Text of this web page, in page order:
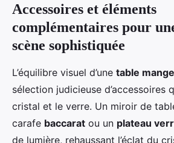
Accessoires et éléments
complémentaires pour
scène sophistiquée
L’équilibre visuel d’une table
sélection judicieuse d’accessoires
cristal et le verre. Un miroir de
carafe baccarat ou un plateau
de lumière, rehaussant l’éclat du